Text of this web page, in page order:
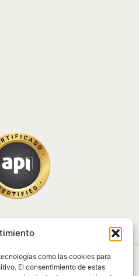
como las cookies para
El consentimiento de estas